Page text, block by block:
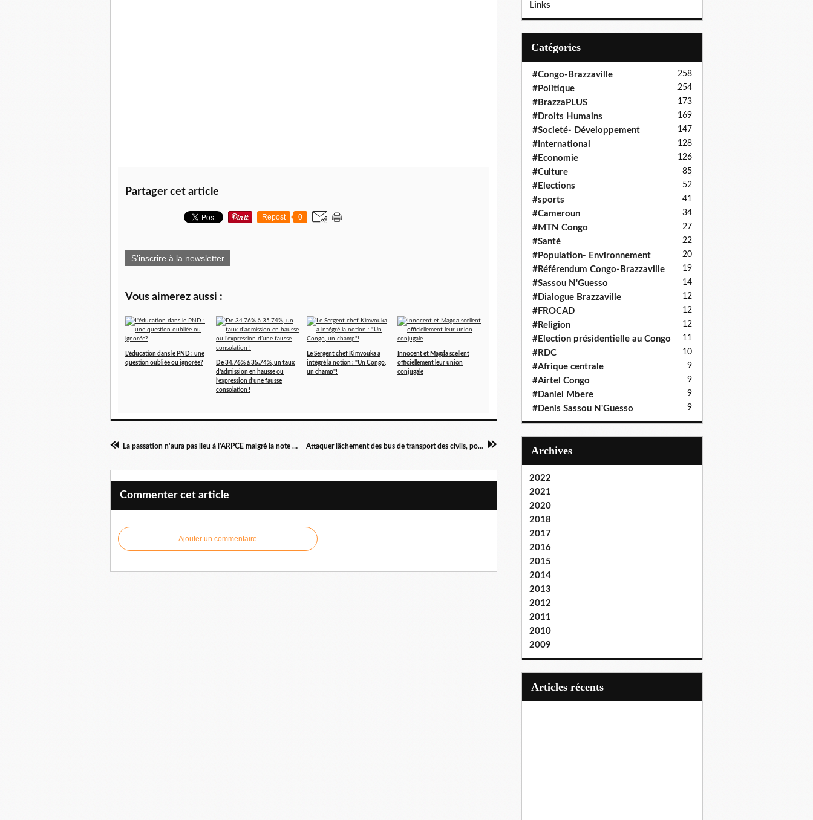
Partager cet article
Repost 0
S'inscrire à la newsletter
Vous aimerez aussi :
L'éducation dans le PND : une
question oubliée ou ignorée?
De 34.76% à 35.74%, un taux
d’admission en hausse ou
l’expression d’une fausse
consolation !
Le Sergent chef Kimvouka a
intégré la notion : "Un Congo,
un champ"!
Innocent et Magda scellent
officiellement leur union
conjugale
La passation n'aura pas lieu à l'ARPCE malgré la note de Juste Ibombo Attaquer lâchement des bus de transport des civils, pour quel message?
Commenter cet article
Ajouter un commentaire
Links
Catégories
#Congo-Brazzaville 258
#Politique 254
#BrazzaPLUS 173
#Droits Humains 169
#Societé- Développement 147
#International 128
#Economie 126
#Culture 85
#Elections 52
#sports 41
#Cameroun 34
#MTN Congo 27
#Santé 22
#Population- Environnement 20
#Référendum Congo-Brazzaville 19
#Sassou N'Guesso 14
#Dialogue Brazzaville 12
#FROCAD 12
#Religion 12
#Election présidentielle au Congo 11
#RDC 10
#Afrique centrale 9
#Airtel Congo 9
#Daniel Mbere 9
#Denis Sassou N'Guesso 9
Archives
2022
2021
2020
2018
2017
2016
2015
2014
2013
2012
2011
2010
2009
articles récents